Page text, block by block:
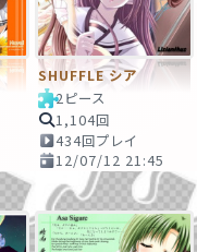
SHUFFLE シア
2ピース
1,104回
434回プレイ
12/07/12 21:45